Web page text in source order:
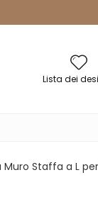
Lista dei
Staffa a L